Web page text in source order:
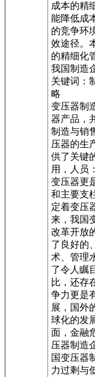
成本的精
能降低成
的竞争环
效途径。
的精细化
我国制造
关键词：
略
变压器制
器产品，
制造与销
压器的生
供了关键
用，人员
变压器更
和主要支
定着变压
来，我国
改革开放
了良好的
术、管理
了令人瞩
比，还存
争力更是
展，国外
球化的发
面，金融
压器制造
国变压器
力过剩与